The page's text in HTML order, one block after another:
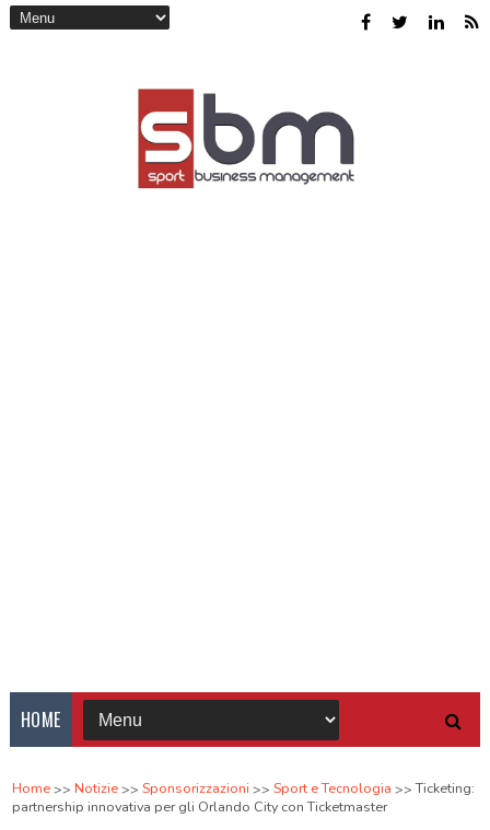
HOME
Home Notizie Sponsorizzazioni Sport e Tecnologia
Ticketing:
partnership innovativa per gli Orlando City con Ticketmaster